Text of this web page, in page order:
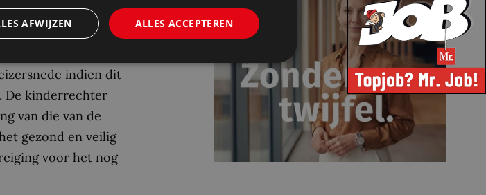
de
oordeel dat de
van de
indien dit
De kinderrechter
van die van de
gezond en veilig
voor het nog
ALLES ACCEPTEREN
AFWIJZEN